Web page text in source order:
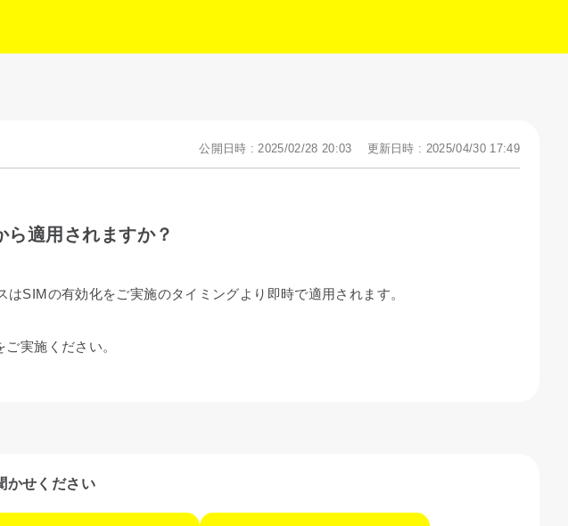
公開日時 : 2025/02/28 20:03 更新日時 : 2025/04/30 17:49
適用されますか？
SIMの有効化をご実施のタイミングより即時で適用されます。
実施ください。
かせください